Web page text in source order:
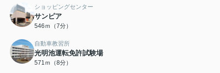
ショッピングセンター
サンピア
546ｍ（7分）
自動車教習所
光明池運転免許試験場
571ｍ（8分）